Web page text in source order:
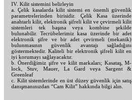
IV. Kilit sistemini belirleyin
a. Çelik kasalarda kilit sistemi en önemli güvenlik
parametrelerinden birisidir. Çelik Kasa üzerinde
anahtarlı kilit, elektronik şifreli kilit ve çevirmeli kilit
sistemleri tek başına veya kombine şekilde
bulunabilir. Tecrübelerimiz kasa üzerinde bir adet
elektronik şifre ve bir adet çevirmeli (mekanik)
bulunmasının güvenlik avantajı sağladığını
göstermektedir. Kaliteli bir elektronik şifreli kilit en
iyi korumayı sağlayacaktır.
b. Önerdiğimiz şifre ve kilit markaları; Kasataş, M-
lock, Stuv, Mauer, La Gard veya Sargent &
Greenleaf
c. Kilit sistemlerinde en üst düzey güvenlik için satış
danışmanınızdan “Cam Kilit” hakkında bilgi alın.